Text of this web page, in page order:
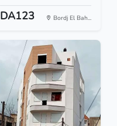
DA123 Bordj El Bah...